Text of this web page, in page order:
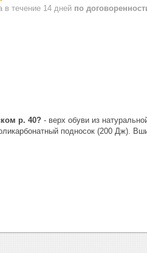
в течение 14 дней по
р. 40? - верх обуви из
подносок (200 Дж).